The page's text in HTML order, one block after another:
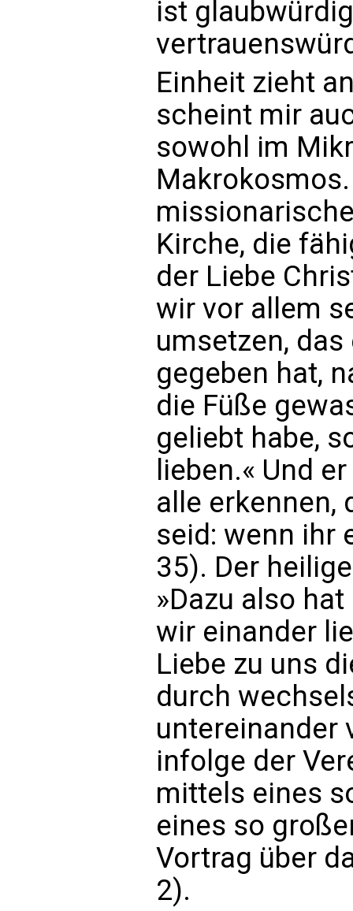
ist
Einheit zieht
scheint mir
sowohl im
Kirche, die
der Liebe
wir vor allem
umsetzen,
gegeben hat,
die Füße
geliebt habe,
lieben.« Und
alle erkennen,
seid: wenn ihr
35). Der
»Dazu also
wir einander
Liebe zu uns
durch
untereinander
infolge der
mittels eines
eines so
Vortrag über
2).